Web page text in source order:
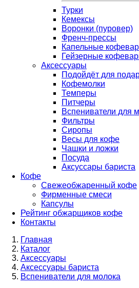
Турки
Кемексы
Воронки (пуровер)
Френч-прессы
Капельные
Гейзерные
Аксессуары
Подойдёт для
Кофемолки
Темперы
Питчеры
Вспениватели для
Фильтры
Сиропы
Весы для кофе
Чашки и ложки
Посуда
Аксуссары бариста
Кофе
Свежеобжаренный кофе
Фирменные смеси
Капсулы
Рейтинг обжарщиков кофе
Контакты
Главная
Каталог
Аксессуары
Аксессуары бариста
Вспениватели для молока